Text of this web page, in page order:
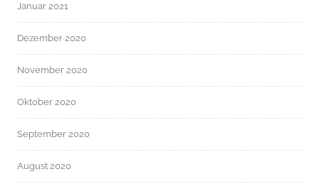
Januar 2021
Dezember 2020
November 2020
Oktober 2020
September 2020
August 2020